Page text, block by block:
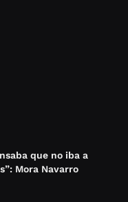
que no iba a
Mora Navarro